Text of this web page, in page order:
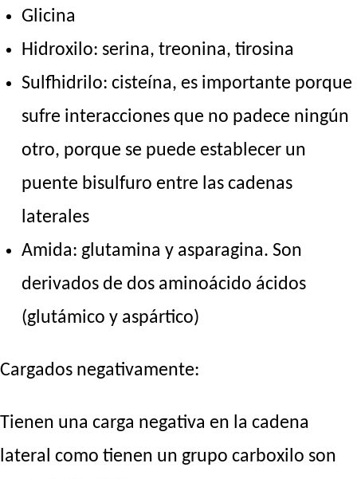
Glicina
Hidroxilo: serina, treonina, tirosina
Sulfhidrilo: cisteína, es importante porque
sufre interacciones que no padece ningún
otro, porque se puede establecer un
puente bisulfuro entre las cadenas
laterales
Amida: glutamina y asparagina. Son
derivados de dos aminoácido ácidos
(glutámico y aspártico)
Cargados negativamente:
Tienen una carga negativa en la cadena
lateral como tienen un grupo carboxilo son